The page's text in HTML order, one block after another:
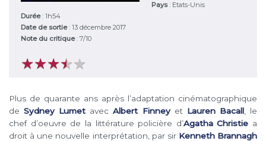
Pays: Etats-Unis
Durée: 1h54
Date de sortie: 13 décembre 2017
Note du critique: 7/10
★★★★★
★★★★★
Plus de quarante ans après l’adaptation cinématographique
deSydney Lumet avecAlbert Finneyet Lauren Bacall, le
chef d’oeuvre de la littérature policière d’Agatha Christie a
droit à une nouvelle interprétation, par sir Kenneth Brannagh